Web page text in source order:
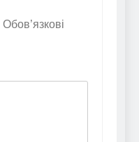
Обов’язкові